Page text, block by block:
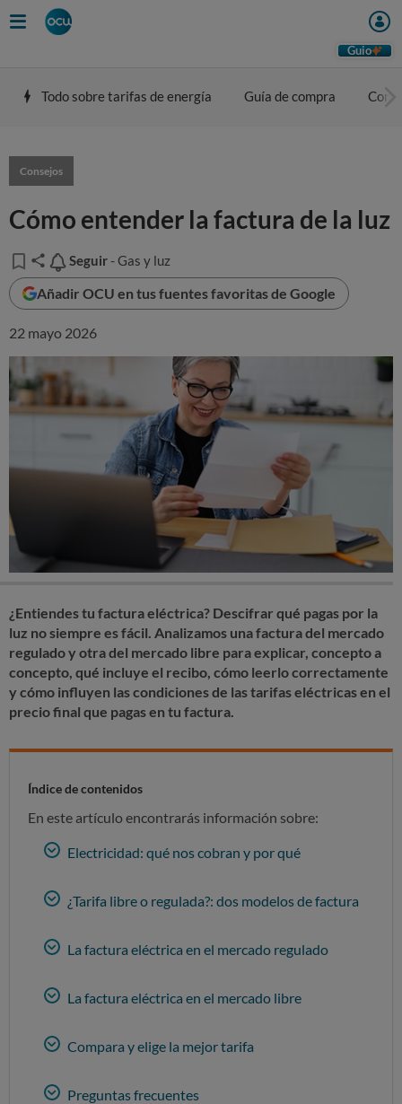
Guio
Todo sobre tarifas de energía Guía de compra
Consejos
Cómo entender la factura de la luz
Seguir
Seguir - Gas y luz
Añadir OCU en tus fuentes favoritas de Google
22 mayo 2026
¿Entiendes tu factura eléctrica? Descifrar qué pagas por la
luz no siempre es fácil. Analizamos una factura del mercado
regulado y otra del mercado libre para explicar, concepto a
concepto, qué incluye el recibo, cómo leerlo correctamente
y cómo influyen las condiciones de las tarifas eléctricas en el
precio final que pagas en tu factura.
Índice de contenidos
En este artículo encontrarás información sobre:
Electricidad: qué nos cobran y por qué
¿Tarifa libre o regulada?: dos modelos de factura
La factura eléctrica en el mercado regulado
La factura eléctrica en el mercado libre
Compara y elige la mejor tarifa
Preguntas frecuentes